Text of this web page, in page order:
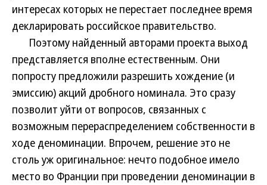
интересах которых не перестает последнее время
декларировать российское правительство.
Поэтому найденный авторами проекта выход
представляется вполне естественным. Они
попросту предложили разрешить хождение (и
эмиссию) акций дробного номинала. Это сразу
позволит уйти от вопросов, связанных с
возможным перераспределением собственности в
ходе деноминации. Впрочем, решение это не
столь уж оригинальное: нечто подобное имело
место во Франции при проведении деноминации в